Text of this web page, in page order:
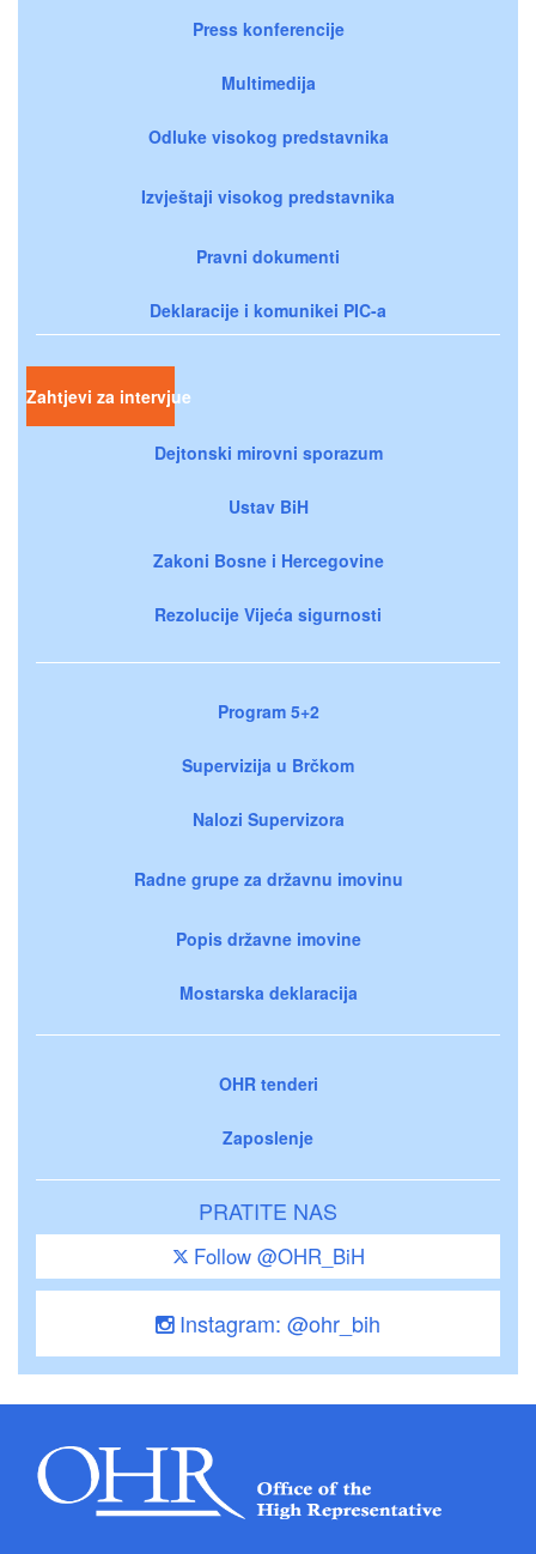
Press konferencije
Multimedija
Odluke visokog predstavnika
Izvještaji visokog predstavnika
Pravni dokumenti
Deklaracije i komunikei PIC-a
Zahtjevi za intervjue
Dejtonski mirovni sporazum
Ustav BiH
Zakoni Bosne i Hercegovine
Rezolucije Vijeća sigurnosti
Program 5+2
Supervizija u Brčkom
Nalozi Supervizora
Radne grupe za državnu imovinu
Popis državne imovine
Mostarska deklaracija
OHR tenderi
Zaposlenje
PRATITE NAS
Follow @OHR_BiH
Instagram: @ohr_bih